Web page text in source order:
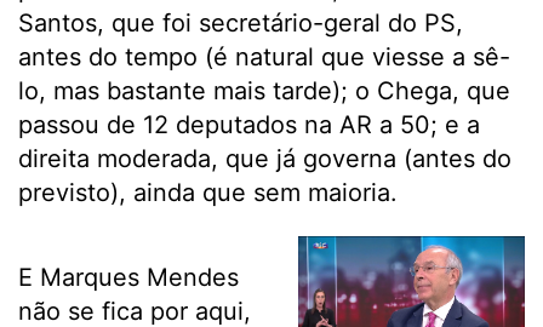
Santos, que foi secretário-geral do PS,
antes do tempo (é natural que viesse a sê-
lo, mas bastante mais tarde); o Chega, que
passou de 12 deputados na AR a 50; e a
direita moderada, que já governa (antes do
previsto), ainda que sem maioria.
E Marques Mendes
não se fica por aqui,